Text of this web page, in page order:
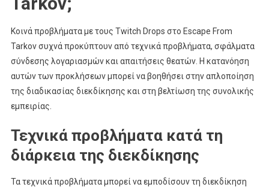
Κοινά προβλήματα με τους Twitch Drops στο Escape From
Tarkov συχνά προκύπτουν από τεχνικά προβλήματα, σφάλματα
σύνδεσης λογαριασμών και απαιτήσεις θεατών. Η κατανόηση
αυτών των προκλήσεων μπορεί να βοηθήσει στην απλοποίηση
της διαδικασίας διεκδίκησης και στη βελτίωση της συνολικής
εμπειρίας.
Τεχνικά προβλήματα κατά τη
διάρκεια της διεκδίκησης
Τα τεχνικά προβλήματα μπορεί να εμποδίσουν τη διεκδίκηση